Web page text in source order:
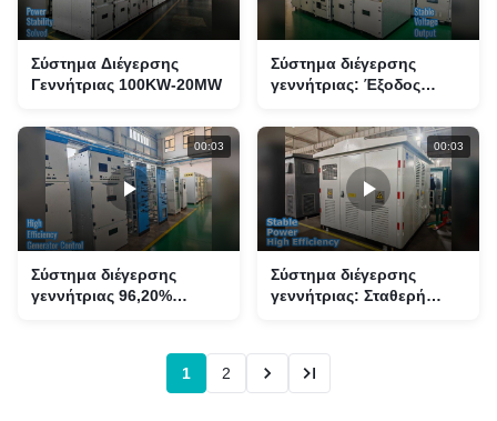
Σύστημα Διέγερσης
Γεννήτριας 100KW-20MW
Σύστημα διέγερσης
γεννήτριας: Έξοδος
00:03
Σύστημα διέγερσης
γεννήτριας 96,20%
00:03
Σύστημα διέγερσης
γεννήτριας: Σταθερή
1 2